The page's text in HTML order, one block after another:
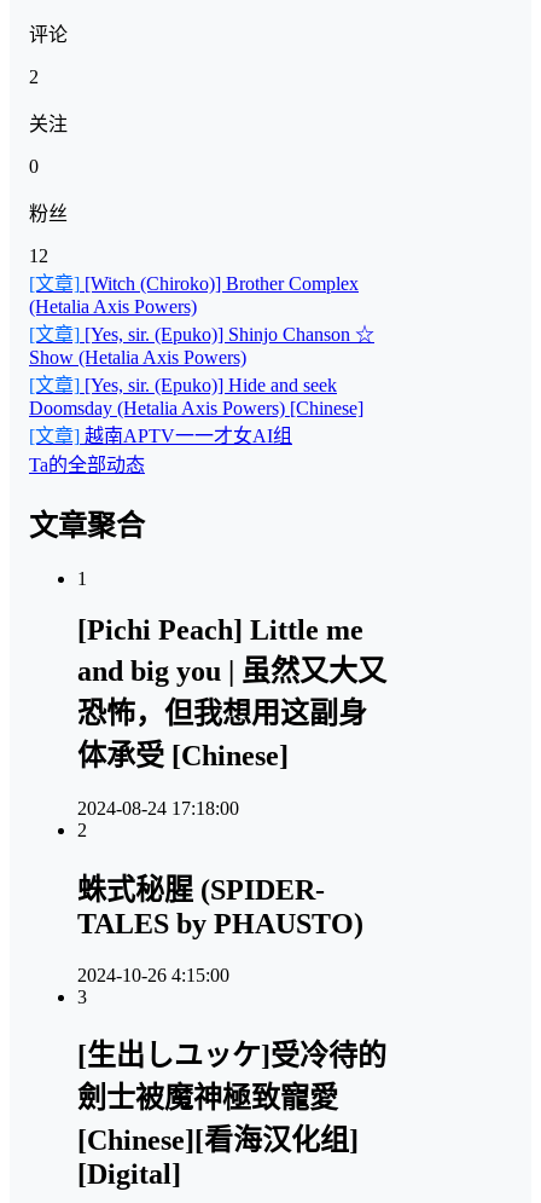
评论
2
关注
0
粉丝
12
[文章] [Witch (Chiroko)] Brother Complex
(Hetalia Axis Powers)
[文章] [Yes, sir. (Epuko)] Shinjo Chanson ☆
Show (Hetalia Axis Powers)
[文章] [Yes, sir. (Epuko)] Hide and seek
Doomsday (Hetalia Axis Powers) [Chinese]
[文章] 越南APTV一一才女AI组
Ta的全部动态
文章聚合
1
[Pichi Peach] Little me
and big you | 虽然又大又
恐怖，但我想用这副身
体承受 [Chinese]
2024-08-24 17:18:00
2
蛛式秘腥 (SPIDER-
TALES by PHAUSTO)
2024-10-26 4:15:00
3
[生出しユッケ]受冷待的
劍士被魔神極致寵愛
[Chinese][看海汉化组]
[Digital]